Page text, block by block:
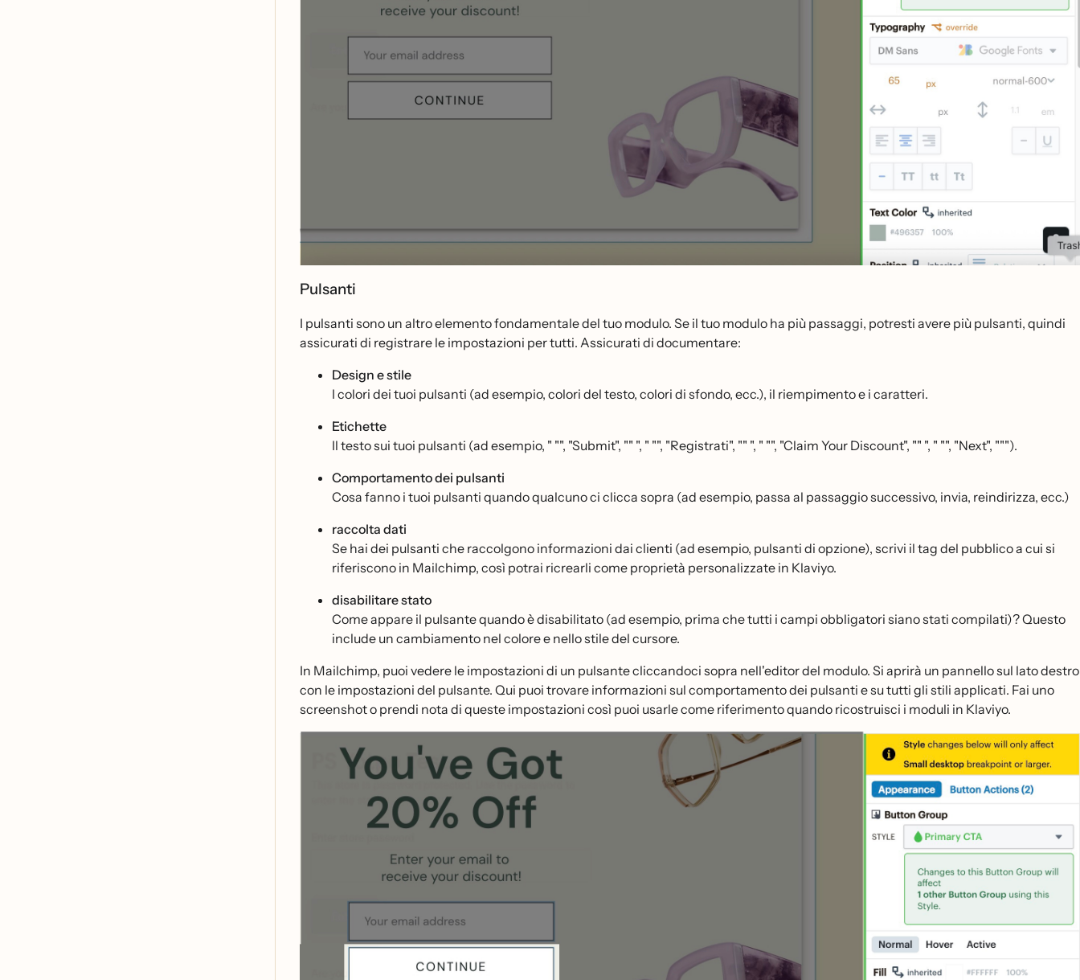
Pulsanti
I pulsanti sono un altro elemento fondamentale del tuo modulo. Se il tuo modulo ha più passaggi, potresti avere più pulsanti, quindi
assicurati di registrare le impostazioni per tutti. Assicurati di documentare:
Design e stile
I colori dei tuoi pulsanti (ad esempio, colori del testo, colori di sfondo, ecc.), il riempimento e i caratteri.
Etichette
Il testo sui tuoi pulsanti (ad esempio, " "", "Submit", "" ", " "", "Registrati", "" ", " "", "Claim Your Discount", "" ", " "", "Next", """).
Comportamento dei pulsanti
Cosa fanno i tuoi pulsanti quando qualcuno ci clicca sopra (ad esempio, passa al passaggio successivo, invia, reindirizza, ecc.)
raccolta dati
Se hai dei pulsanti che raccolgono informazioni dai clienti (ad esempio, pulsanti di opzione), scrivi il tag del pubblico a cui si
riferiscono in Mailchimp, così potrai ricrearli come proprietà personalizzate in Klaviyo.
disabilitare stato
Come appare il pulsante quando è disabilitato (ad esempio, prima che tutti i campi obbligatori siano stati compilati)? Questo
include un cambiamento nel colore e nello stile del cursore.
In Mailchimp, puoi vedere le impostazioni di un pulsante cliccandoci sopra nell'editor del modulo. Si aprirà un pannello sul lato destro
con le impostazioni del pulsante. Qui puoi trovare informazioni sul comportamento dei pulsanti e su tutti gli stili applicati. Fai uno
screenshot o prendi nota di queste impostazioni così puoi usarle come riferimento quando ricostruisci i moduli in Klaviyo.